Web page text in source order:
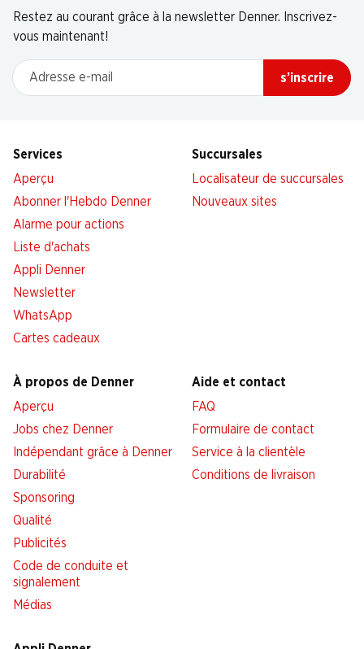
Restez au courant grâce à la newsletter Denner. Inscrivez-
vous maintenant!
Adresse e-mail
s’inscrire
Services
Aperçu
Abonner l'Hebdo Denner
Alarme pour actions
Liste d'achats
Appli Denner
Newsletter
WhatsApp
Cartes cadeaux
Succursales
Localisateur de succursales
Nouveaux sites
À propos de Denner
Aperçu
Jobs chez Denner
Indépendant grâce à Denner
Durabilité
Sponsoring
Qualité
Publicités
Code de conduite et
signalement
Médias
Aide et contact
FAQ
Formulaire de contact
Service à la clientèle
Conditions de livraison